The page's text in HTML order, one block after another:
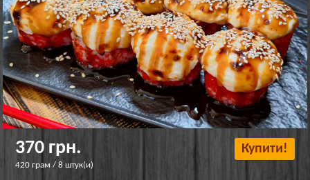
370 грн.
420 грам / 8 штук(и)
Купити!